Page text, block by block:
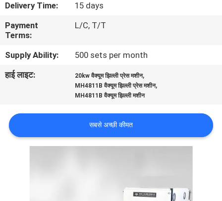
संपर्क
करें
समाचार
उद्धरण
की
विनती
Delivery Time:
15 days
Payment
Terms:
L/C, T/T
Supply Ability:
500 sets per month
हाई लाइट:
20kw वैक्यूम झिल्ली प्रेस मशीन,
MH4811B वैक्यूम झिल्ली प्रेस मशीन,
MH4811B वैक्यूम झिल्ली मशीन
सबसे अच्छी कीमत